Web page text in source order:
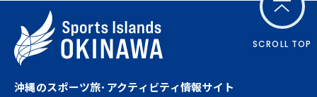
SCROLL TOP
沖縄のスポーツ旅･アクティビティ情報サイト